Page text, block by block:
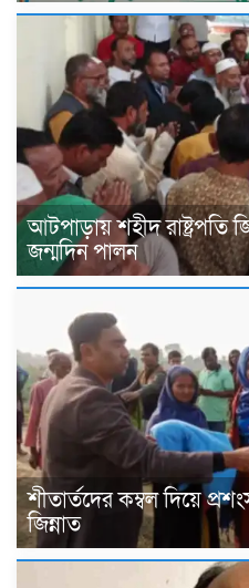
আটপাড়ায় শহীদ রাষ্ট্রপতি
জন্মদিন পালন
শীতার্তদের কম্বল দিয়ে
জিন্নাত